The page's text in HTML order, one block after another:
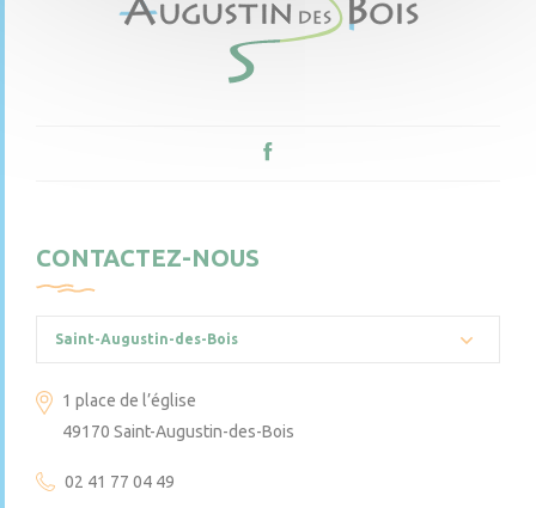
CONTACTEZ-NOUS
Saint-Augustin-des-Bois
1 place de l’église
49170 Saint-Augustin-des-Bois
02 41 77 04 49